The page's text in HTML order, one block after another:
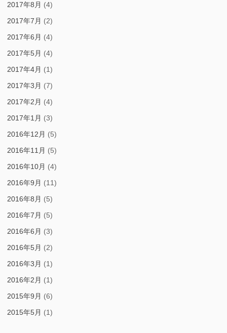
2017年8月 (4)
2017年7月 (2)
2017年6月 (4)
2017年5月 (4)
2017年4月 (1)
2017年3月 (7)
2017年2月 (4)
2017年1月 (3)
2016年12月 (5)
2016年11月 (5)
2016年10月 (4)
2016年9月 (11)
2016年8月 (5)
2016年7月 (5)
2016年6月 (3)
2016年5月 (2)
2016年3月 (1)
2016年2月 (1)
2015年9月 (6)
2015年5月 (1)